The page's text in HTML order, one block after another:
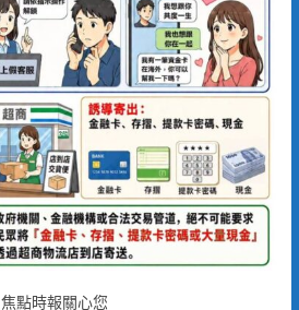
焦點時報關心您